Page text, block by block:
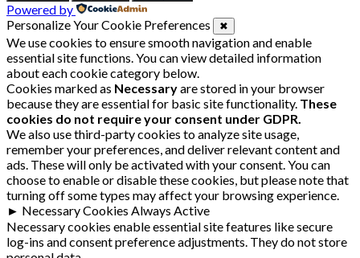
Powered by
Personalize Your Cookie Preferences
✖
We use cookies to ensure smooth navigation and enable
essential site functions. You can view detailed information
about each cookie category below.
Cookies marked as Necessaryare stored in your browser
because they are essential for basic site functionality. These
cookies do not require your consent under GDPR.
We also use third-party cookies to analyze site usage,
remember your preferences, and deliver relevant content and
ads. These will only be activated with your consent. You can
choose to enable or disable these cookies, but please note that
turning off some types may affect your browsing experience.
► Necessary Cookies Always Active
Necessary cookies enable essential site features like secure
log-ins and consent preference adjustments. They do not store